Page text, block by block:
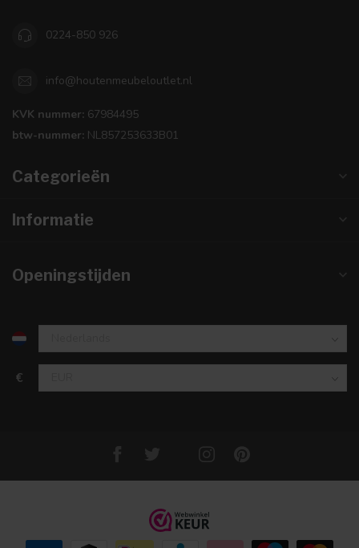
0224-850 926
info@houtenmeubeloutlet.nl
KVK nummer: 67984495
btw-nummer: NL857253633B01
Categorieën
Informatie
Openingstijden
€